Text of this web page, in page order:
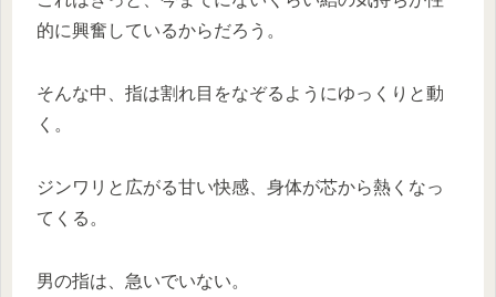
的に興奮しているからだろう。
そんな中、指は割れ目をなぞるようにゆっくりと動
く。
ジンワリと広がる甘い快感、身体が芯から熱くなっ
てくる。
男の指は、急いでいない。